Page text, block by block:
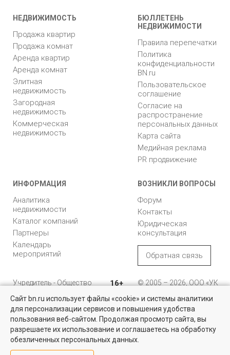
НЕДВИЖИМОСТЬ
Продажа квартир
Продажа комнат
Аренда квартир
Аренда комнат
Элитная
недвижимость
Загородная
недвижимость
Коммерческая
недвижимость
БЮЛЛЕТЕНЬ
НЕДВИЖИМОСТИ
Правила перепечатки
Политика
конфиденциальности
BN.ru
Пользовательское
соглашение
Согласие на
распространение
персональных данных
Карта сайта
Медийная реклама
PR продвижение
ИНФОРМАЦИЯ
Аналитика
недвижимости
Каталог компаний
Партнеры
Календарь
мероприятий
ВОЗНИКЛИ ВОПРОСЫ
Форум
Контакты
Юридическая
консультация
Обратная связь
Учредитель - Общество
ответственностью
"Управляющая
компания "Бюллетень
недвижимости"
16+
© 2005 – 2026, ООО «УК
196105, Санкт-
Петербург, пр. Юрия
Гагарина, 1
8 (812) 331-93-56
Сайт bn.ru использует файлы «cookie» и системы аналитики
для персонализации сервисов и повышения удобства
пользования веб-сайтом. Продолжая просмотр сайта, вы
разрешаете их использование и соглашаетесь на обработку
обезличенных персональных данных.